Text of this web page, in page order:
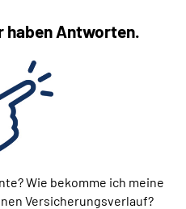
haben Antworten.
Wie bekomme ich meine
Versicherungsverlauf?